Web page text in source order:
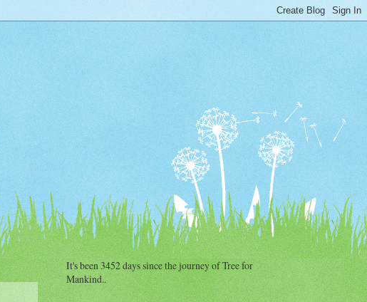
It's been 3452 days since the journey of Tree for
Mankind..